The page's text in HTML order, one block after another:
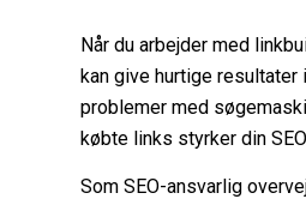
Når du arbejder med
kan give hurtige
problemer med
købte links styrker din
Som SEO-ansvarlig